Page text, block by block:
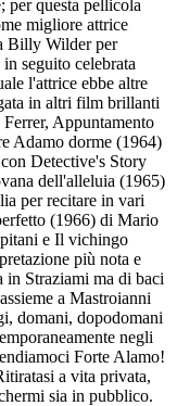
per questa pellicola
migliore attrice
Billy Wilder per
seguito celebrata
l'attrice ebbe altre
in altri film brillanti
Appuntamento
Adamo dorme (1964)
Detective's Story
dell'alleluia (1965)
per recitare in vari
(1966) di Mario
e Il vichingo
più nota e
in Straziami ma di baci
a Mastroianni
domani, dopodomani
negli
Forte Alamo!
a vita privata,
sia in pubblico.